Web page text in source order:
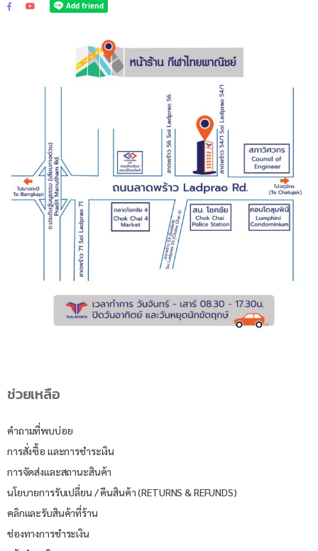
ช่วยเหลือ
คำถามที่พบบ่อย
การสั่งซื้อ และการชำระเงิน
การจัดส่งและสถานะสินค้า
นโยบายการรับเปลี่ยน / คืนสินค้า (RETURNS & REFUNDS)
คลิกและรับสินค้าที่ร้าน
ช่องทางการชำระเงิน